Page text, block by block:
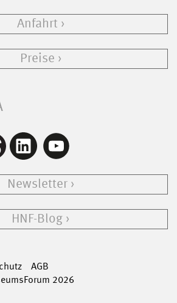
Anfahrt
Preise
Newsletter
HNF-Blog
AGB
2026